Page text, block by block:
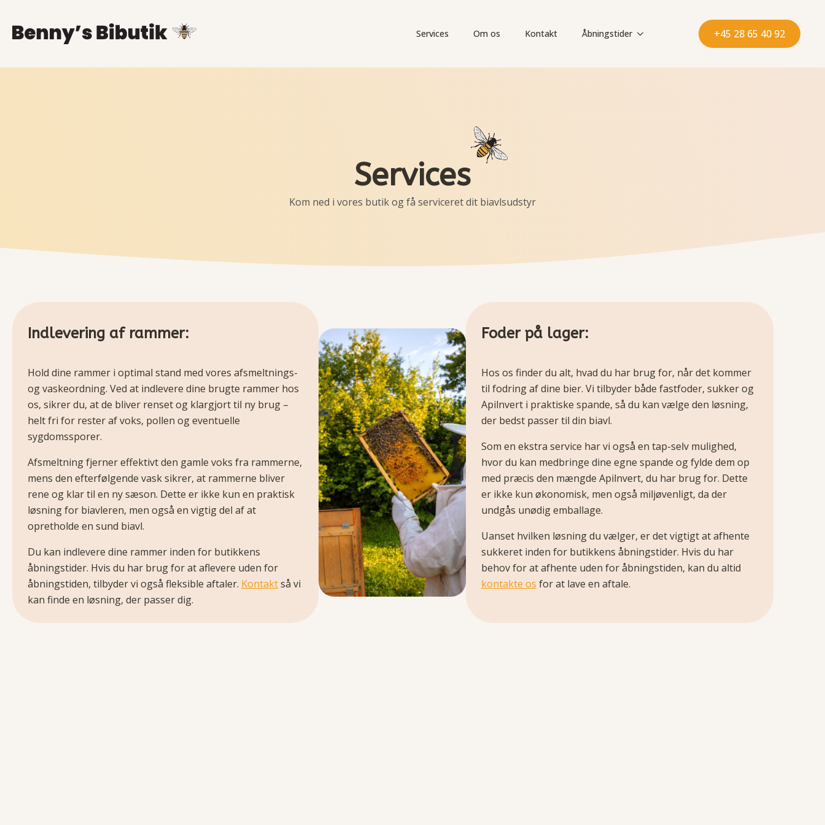
Services Om os Kontakt Åbningstider +45 28 65 40 92
Services
Kom ned i vores butik og få serviceret dit biavlsudstyr
Indlevering af rammer:
Hold dine rammer i optimal stand med vores afsmeltnings-
og vaskeordning. Ved at indlevere dine brugte rammer hos
os, sikrer du, at de bliver renset og klargjort til ny brug –
helt fri for rester af voks, pollen og eventuelle
sygdomssporer.
Afsmeltning fjerner effektivt den gamle voks fra rammerne,
mens den efterfølgende vask sikrer, at rammerne bliver
rene og klar til en ny sæson. Dette er ikke kun en praktisk
løsning for biavleren, men også en vigtig del af at
opretholde en sund biavl.
Du kan indlevere dine rammer inden for butikkens
åbningstider. Hvis du har brug for at aflevere uden for
åbningstiden, tilbyder vi også fleksible aftaler. Kontaktså vi
kan finde en løsning, der passer dig.
Foder på lager:
Hos os finder du alt, hvad du har brug for, når det kommer
til fodring af dine bier. Vi tilbyder både fastfoder, sukker og
Apilnvert i praktiske spande, så du kan vælge den løsning,
der bedst passer til din biavl.
Som en ekstra service har vi også en tap-selv mulighed,
hvor du kan medbringe dine egne spande og fylde dem op
med præcis den mængde Apilnvert, du har brug for. Dette
er ikke kun økonomisk, men også miljøvenligt, da der
undgås unødig emballage.
Uanset hvilken løsning du vælger, er det vigtigt at afhente
sukkeret inden for butikkens åbningstider. Hvis du har
behov for at afhente uden for åbningstiden, kan du altid
kontakte os for at lave en aftale.